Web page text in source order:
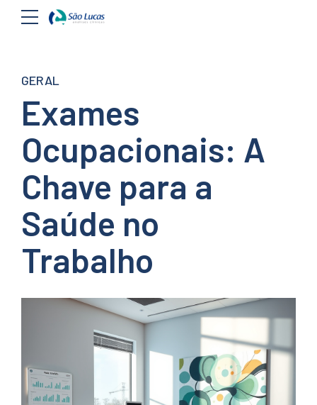
GERAL
Exames
Ocupacionais: A
Chave para a
Saúde no
Trabalho